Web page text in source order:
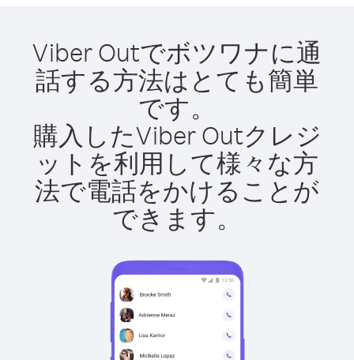
Viber Outでボツワナに通
話する方法はとても簡単
です。
購入したViber Outクレジ
ットを利用して様々な方
法で電話をかけることが
できます。